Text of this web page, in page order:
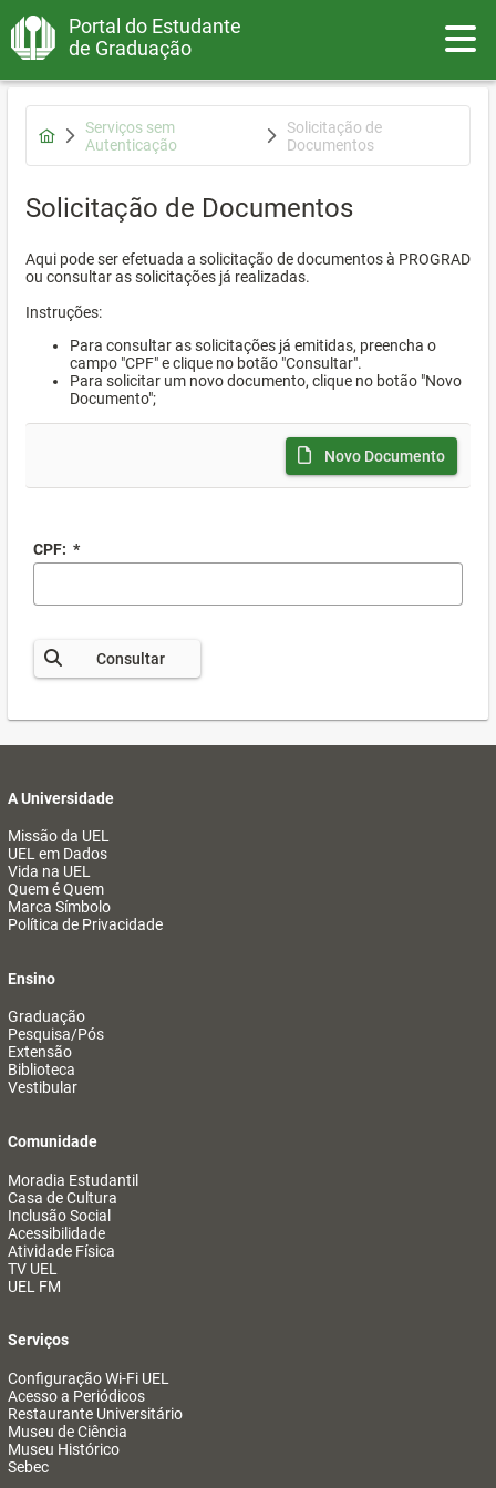
Portal do Estudante
de Graduação
Serviços sem
Autenticação
Solicitação de
Documentos
Solicitação de Documentos
Aqui pode ser efetuada a solicitação de documentos à PROGRAD
ou consultar as solicitações já realizadas.
Instruções:
Para consultar as solicitações já emitidas, preencha o
campo "CPF" e clique no botão "Consultar".
Para solicitar um novo documento, clique no botão "Novo
Documento";
Novo Documento
CPF: *
Consultar
A Universidade
Missão da UEL
UEL em Dados
Vida na UEL
Quem é Quem
Marca Símbolo
Política de Privacidade
Ensino
Graduação
Pesquisa/Pós
Extensão
Biblioteca
Vestibular
Comunidade
Moradia Estudantil
Casa de Cultura
Inclusão Social
Acessibilidade
Atividade Física
TV UEL
UEL FM
Serviços
Configuração Wi-Fi UEL
Acesso a Periódicos
Restaurante Universitário
Museu de Ciência
Museu Histórico
Sebec